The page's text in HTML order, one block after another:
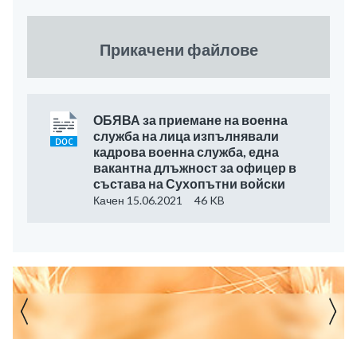
Прикачени файлове
ОБЯВА за приемане на военна
служба на лица изпълнявали
кадрова военна служба, една
вакантна длъжност за офицер в
състава на Сухопътни войски
Качен 15.06.2021 46 KB